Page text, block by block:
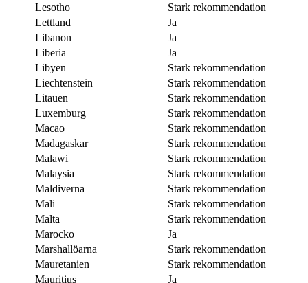
Lesotho
Stark rekommendation
Lettland
Ja
Libanon
Ja
Liberia
Ja
Libyen
Stark rekommendation
Liechtenstein
Stark rekommendation
Litauen
Stark rekommendation
Luxemburg
Stark rekommendation
Macao
Stark rekommendation
Madagaskar
Stark rekommendation
Malawi
Stark rekommendation
Malaysia
Stark rekommendation
Maldiverna
Stark rekommendation
Mali
Stark rekommendation
Malta
Stark rekommendation
Marocko
Ja
Marshallöarna
Stark rekommendation
Mauretanien
Stark rekommendation
Mauritius
Ja